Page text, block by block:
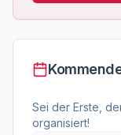
Sei der Erste,
organisiert!